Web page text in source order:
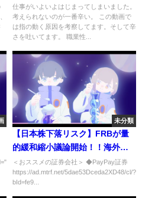
トニア 局所性ジストニア イップ
ス 決断イップス
仕事がいよいよはじまってしまいました。
考えられないのが一番辛い。 この動画で
は指の動く原因を考察してます。そして辛
さを吐いてます。 職業性...
未分類
【日本株下落リスク】FRBが量
的緩和縮小議論開始！！海外投
資家が日本株を大幅売り越
し！！
＜おススメの証券会社＞ ◆PayPay証券
https://ad.mtrf.net/5dae53Dceda2XD48/cl/?
bId=fe9...